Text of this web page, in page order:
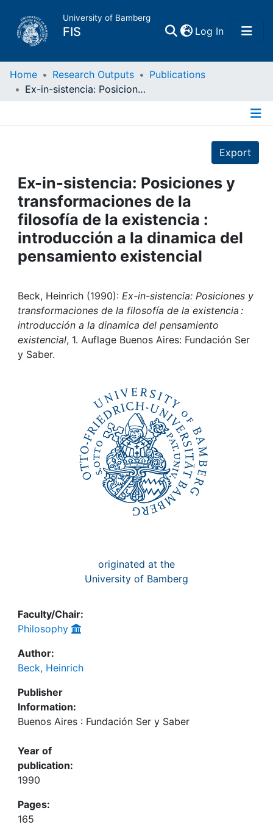
University of Bamberg
FIS Log In(current)
Home
Projects
People
Institutions
My FIS
Help
Home Research Outputs
Publications
Ex-in-sistencia: Posiciones y transformaciones de la filosofía de la existencia : introducción a la dinamica del pensamiento existencial
Export
Ex-in-sistencia: Posiciones y
transformaciones de la
filosofía de la existencia :
introducción a la dinamica del
pensamiento existencial
Beck, Heinrich (1990): Ex-in-sistencia: Posiciones y
transformaciones de la filosofía de la existencia :
introducción a la dinamica del pensamiento
existencial, 1. Auflage Buenos Aires: Fundación Ser
y Saber.
originated at the
University of Bamberg
Faculty/Chair:
Philosophy
Author:
Beck, Heinrich
Publisher
Information:
Buenos Aires : Fundación Ser y Saber
Year of
publication:
1990
Pages:
165